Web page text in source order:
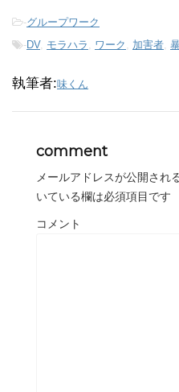
-グループワーク
-DV, モラハラ , ワーク , 加害者,
執筆者:味くん
comment
メールアドレスが公開され
いている欄は必須項目です
コメント